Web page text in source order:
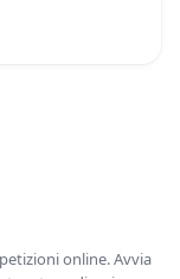
online. Avvia